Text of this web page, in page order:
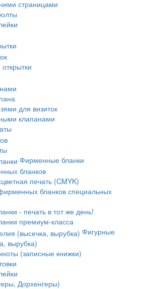
страницами
для визиток
клапанами
Фирменные бланки
бланков
печать (CMYK)
бланков специальных
- печать в тот же день!
премиум-класса
Фигурные
вырубка)
(записные книжки)
Дорхенгеры)